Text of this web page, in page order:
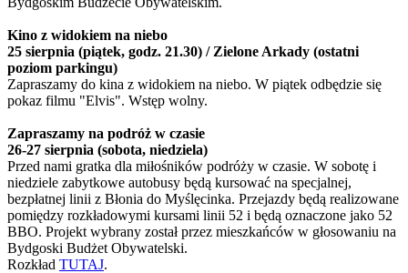
Kino z widokiem na niebo
25 sierpnia (piątek, godz. 21.30) / Zielone Arkady (ostatni
poziom parkingu)
Zapraszamy do kina z widokiem na niebo. W piątek odbędzie się
pokaz filmu "Elvis". Wstęp wolny.
Zapraszamy na podróż w czasie
26-27 sierpnia (sobota, niedziela)
Przed nami gratka dla miłośników podróży w czasie. W sobotę i
niedziele zabytkowe autobusy będą kursować na specjalnej,
bezpłatnej linii z Błonia do Myślęcinka. Przejazdy będą realizowane
pomiędzy rozkładowymi kursami linii 52 i będą oznaczone jako 52
BBO. Projekt wybrany został przez mieszkańców w głosowaniu na
Bydgoski Budżet Obywatelski.
Rozkład TUTAJ.